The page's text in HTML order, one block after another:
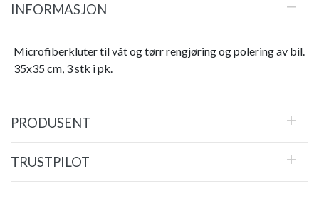
INFORMASJON
Microfiberkluter til våt og tørr rengjøring og polering av bil.
35x35 cm, 3 stk i pk.
PRODUSENT
TRUSTPILOT